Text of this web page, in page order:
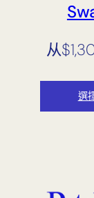
从$
選